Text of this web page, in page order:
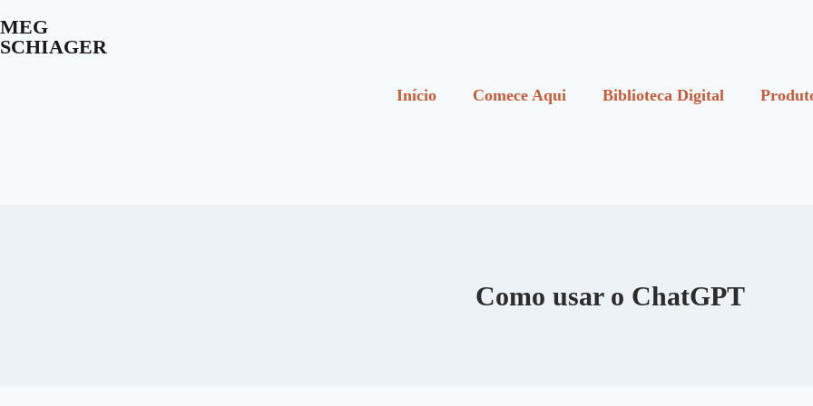
MEG
SCHIAGER
Início Comece Aqui Biblioteca Digital
Como usar o ChatGPT